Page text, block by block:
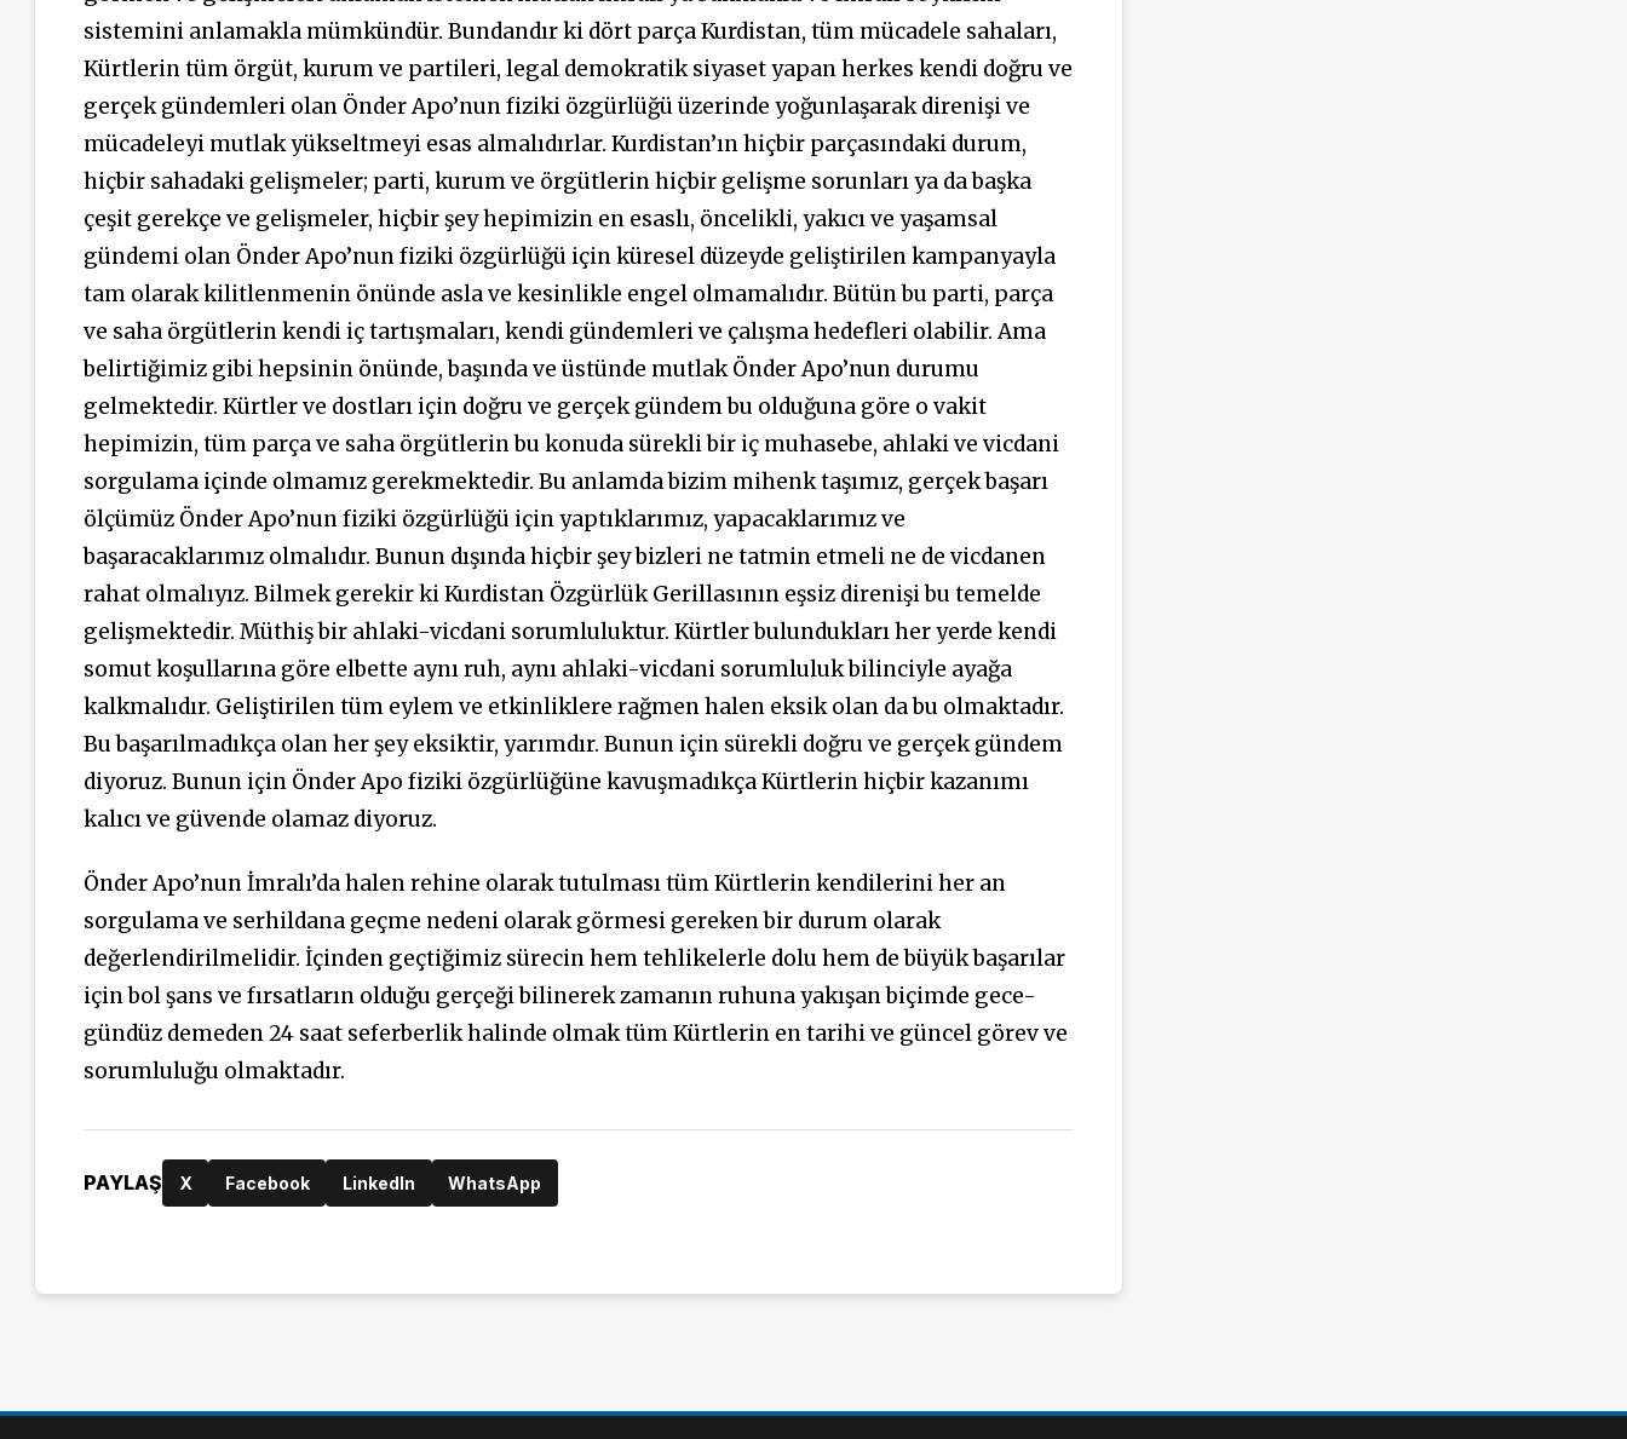
sistemini anlamakla mümkündür. Bundandır ki dört parça Kurdistan, tüm mücadele sahaları,
Kürtlerin tüm örgüt, kurum ve partileri, legal demokratik siyaset yapan herkes kendi doğru ve
gerçek gündemleri olan Önder Apo’nun fiziki özgürlüğü üzerinde yoğunlaşarak direnişi ve
mücadeleyi mutlak yükseltmeyi esas almalıdırlar. Kurdistan’ın hiçbir parçasındaki durum,
hiçbir sahadaki gelişmeler; parti, kurum ve örgütlerin hiçbir gelişme sorunları ya da başka
çeşit gerekçe ve gelişmeler, hiçbir şey hepimizin en esaslı, öncelikli, yakıcı ve yaşamsal
gündemi olan Önder Apo’nun fiziki özgürlüğü için küresel düzeyde geliştirilen kampanyayla
tam olarak kilitlenmenin önünde asla ve kesinlikle engel olmamalıdır. Bütün bu parti, parça
ve saha örgütlerin kendi iç tartışmaları, kendi gündemleri ve çalışma hedefleri olabilir. Ama
belirtiğimiz gibi hepsinin önünde, başında ve üstünde mutlak Önder Apo’nun durumu
gelmektedir. Kürtler ve dostları için doğru ve gerçek gündem bu olduğuna göre o vakit
hepimizin, tüm parça ve saha örgütlerin bu konuda sürekli bir iç muhasebe, ahlaki ve vicdani
sorgulama içinde olmamız gerekmektedir. Bu anlamda bizim mihenk taşımız, gerçek başarı
ölçümüz Önder Apo’nun fiziki özgürlüğü için yaptıklarımız, yapacaklarımız ve
başaracaklarımız olmalıdır. Bunun dışında hiçbir şey bizleri ne tatmin etmeli ne de vicdanen
rahat olmalıyız. Bilmek gerekir ki Kurdistan Özgürlük Gerillasının eşsiz direnişi bu temelde
gelişmektedir. Müthiş bir ahlaki-vicdani sorumluluktur. Kürtler bulundukları her yerde kendi
somut koşullarına göre elbette aynı ruh, aynı ahlaki-vicdani sorumluluk bilinciyle ayağa
kalkmalıdır. Geliştirilen tüm eylem ve etkinliklere rağmen halen eksik olan da bu olmaktadır.
Bu başarılmadıkça olan her şey eksiktir, yarımdır. Bunun için sürekli doğru ve gerçek gündem
diyoruz. Bunun için Önder Apo fiziki özgürlüğüne kavuşmadıkça Kürtlerin hiçbir kazanımı
kalıcı ve güvende olamaz diyoruz.
Önder Apo’nun İmralı’da halen rehine olarak tutulması tüm Kürtlerin kendilerini her an
sorgulama ve serhildana geçme nedeni olarak görmesi gereken bir durum olarak
değerlendirilmelidir. İçinden geçtiğimiz sürecin hem tehlikelerle dolu hem de büyük başarılar
için bol şans ve fırsatların olduğu gerçeği bilinerek zamanın ruhuna yakışan biçimde gece-
gündüz demeden 24 saat seferberlik halinde olmak tüm Kürtlerin en tarihi ve güncel görev ve
sorumluluğu olmaktadır.
PAYLAŞ X Facebook LinkedIn WhatsApp